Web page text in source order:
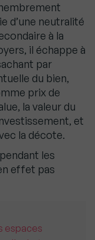
d’une neutralité
à la
il échappe à
par
du bien,
prix de
la valeur du
et
la décote.
les
effet pas
espaces